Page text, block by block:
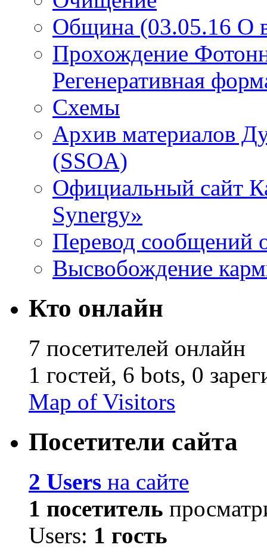
Община (03.05.16 О
Прохождение
Регенеративная
Схемы
Архив материалов
(SSOA)
Официальный сайт
Synergy»
Перевод сообщений
Высвобождение
Кто онлайн
7 посетителей онлайн
1 гостей, 6 bots, 0
Map of Visitors
Посетители сайта
2 Users на сайте
1 посетитель
Users: 1 гость